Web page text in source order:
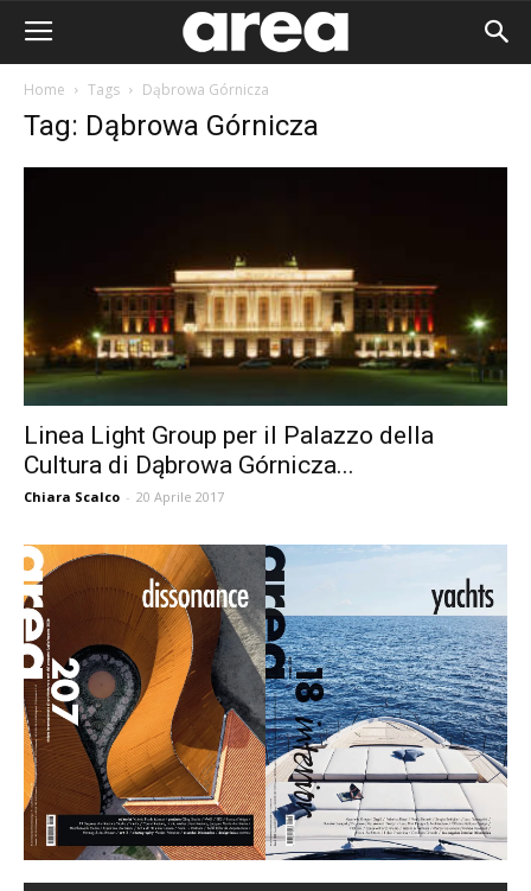
Home Tags Dąbrowa Górnicza
Tag: Dąbrowa Górnicza
Linea Light Group per il Palazzo della
Cultura di Dąbrowa Górnicza...
Chiara Scalco - 20 Aprile 2017